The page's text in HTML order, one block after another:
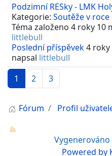
Podzimní RESky - LMK
Kategorie: Soutěže v roce
Téma založeno 4 roky 10
littlebull
Poslední příspěvek4 roky
napsal littlebull
1
2 3
Fórum Profil
Vygenerováno
Powered by